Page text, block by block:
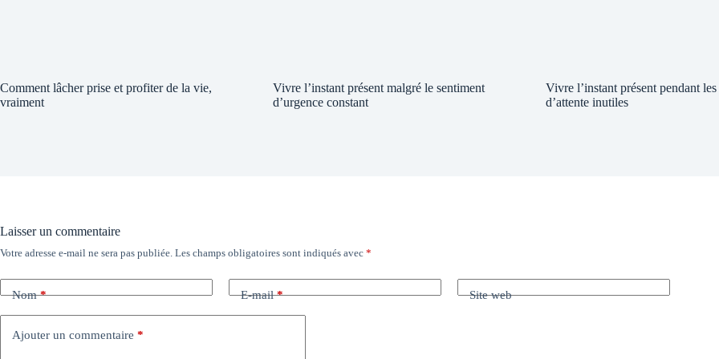
Comment lâcher prise et profiter de la vie,
vraiment
Vivre l’instant présent malgré le sentiment
d’urgence constant
Vivre l’instant présent pendant les
d’attente inutiles
Laisser un commentaire
Votre adresse e-mail ne sera pas publiée. Les champs obligatoires sont indiqués avec *
Nom* E-mail* Site web
Ajouter un commentaire *